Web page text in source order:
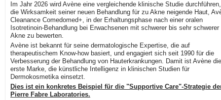
Im Jahr 2026 wird Avène eine vergleichende klinische Studie
die Wirksamkeit seiner neuen Behandlung für zu Akne neigende Haut,
Cleanance Comedomed+, in der Erhaltungsphase nach einer oralen
Isotretinoin-Behandlung bei Erwachsenen mit schwerer bis sehr schwerer
Akne zu bewerten.
Avène ist bekannt für seine dermatologische Expertise, die auf
therapeutischem Know-how basiert, und engagiert sich seit 1990 für die
Verbesserung der Behandlung von Hauterkrankungen. Damit ist Avène die
erste Marke, die künstliche Intelligenz in klinischen Studien für
Dermokosmetika einsetzt.
Dies ist ein konkretes Beispiel für die "Supportive Care"-Strategie
Pierre Fabre Laboratories.